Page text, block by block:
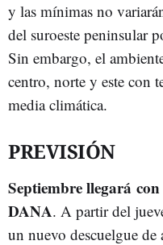
y las mínimas no
del suroeste peninsular
Sin embargo, el
centro, norte y este con
media climática.
PREVISIÓN
Septiembre llegará
DANA. A partir del
un nuevo descuelgue